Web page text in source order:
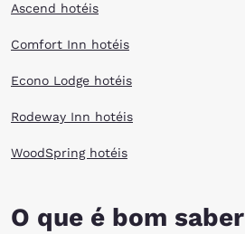
Ascend hotéis
Comfort Inn hotéis
Econo Lodge hotéis
Rodeway Inn hotéis
WoodSpring hotéis
O que é bom saber